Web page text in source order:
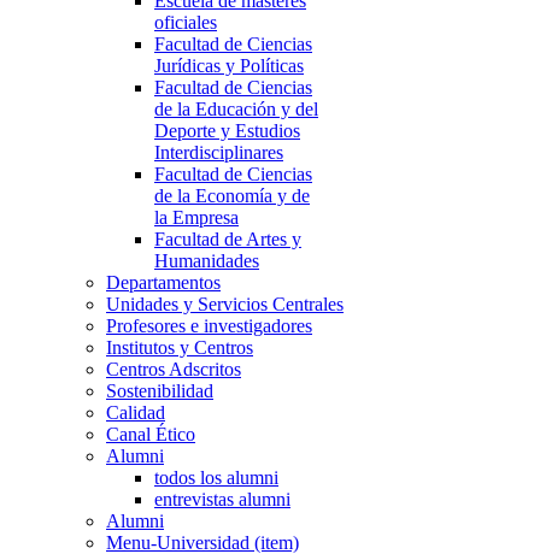
oficiales
Facultad de Ciencias
Jurídicas y Políticas
Facultad de Ciencias
de la Educación y del
Deporte y Estudios
Interdisciplinares
Facultad de Ciencias
de la Economía y de
la Empresa
Facultad de Artes y
Humanidades
Departamentos
Unidades y Servicios Centrales
Profesores e investigadores
Institutos y Centros
Centros Adscritos
Sostenibilidad
Calidad
Canal Ético
Alumni
todos los alumni
entrevistas alumni
Alumni
Menu-Universidad (item)